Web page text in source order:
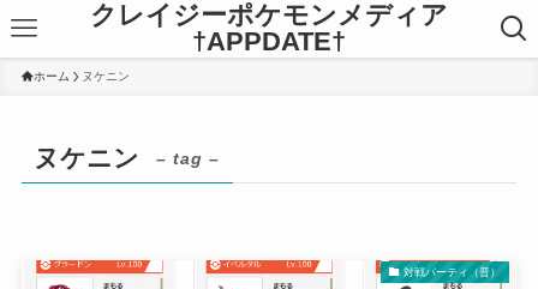
クレイジーポケモンメディア
†APPDATE†
ホーム ヌケニン
ヌケニン – tag –
対戦パーティ（普）